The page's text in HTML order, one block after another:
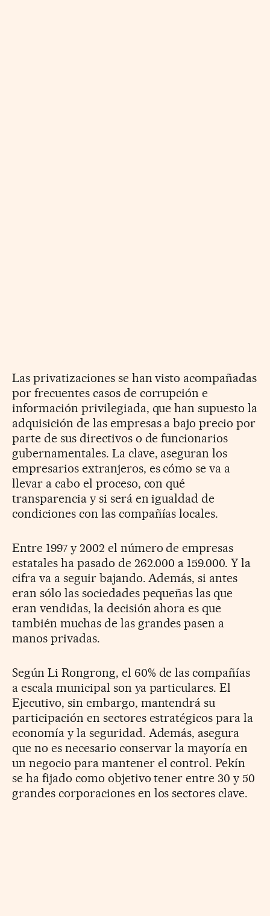
Las privatizaciones se han visto acompañadas
por frecuentes casos de corrupción e
información privilegiada, que han supuesto la
adquisición de las empresas a bajo precio por
parte de sus directivos o de funcionarios
gubernamentales. La clave, aseguran los
empresarios extranjeros, es cómo se va a
llevar a cabo el proceso, con qué
transparencia y si será en igualdad de
condiciones con las compañías locales.
Entre 1997 y 2002 el número de empresas
estatales ha pasado de 262.000 a 159.000. Y la
cifra va a seguir bajando. Además, si antes
eran sólo las sociedades pequeñas las que
eran vendidas, la decisión ahora es que
también muchas de las grandes pasen a
manos privadas.
Según Li Rongrong, el 60% de las compañías
a escala municipal son ya particulares. El
Ejecutivo, sin embargo, mantendrá su
participación en sectores estratégicos para la
economía y la seguridad. Además, asegura
que no es necesario conservar la mayoría en
un negocio para mantener el control. Pekín
se ha fijado como objetivo tener entre 30 y 50
grandes corporaciones en los sectores clave.